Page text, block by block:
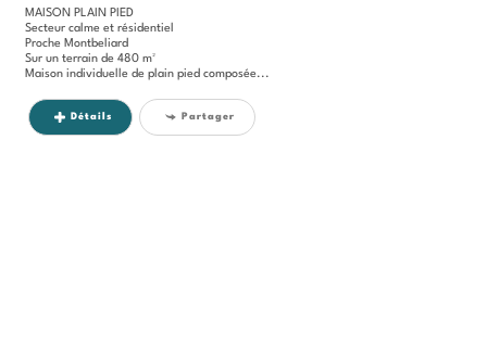
MAISON PLAIN PIED
Secteur calme et résidentiel
Proche Montbeliard
Sur un terrain de 480 m²
Maison individuelle de plain pied composée...
Détails Partager